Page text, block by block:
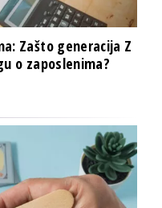
Zašto generacija Z
o zaposlenima?